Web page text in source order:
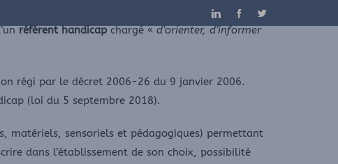
LinkedInFacebook
référent handicapchargé «d’orienter, d’informer
régi par le décret 2006-26 du 9 janvier 2006.
(loi du 5 septembre 2018).
matériels, sensoriels et pédagogiques) permettant
dans l’établissement de son choix, possibilité